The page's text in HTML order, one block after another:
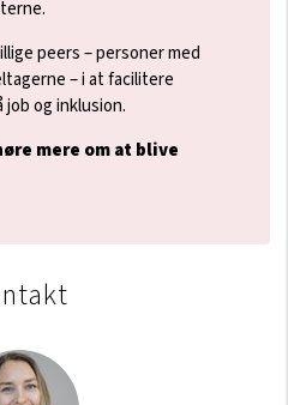
peers – personer med
– i at facilitere
og inklusion.
mere om at blive